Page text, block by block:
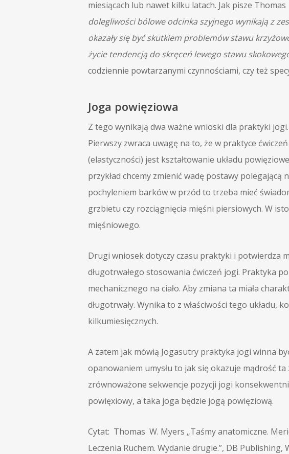
miesiącach lub nawet kilku latach. Jak pisze Thomas
dolegliwości bólowe odcinka szyjnego wynikają z
okazały się być skutkiem problemów stawu
życie tendencją do skręceń lewego stawu
codziennie powtarzanymi czynnościami, czy też
Joga powięziowa
Z tego wynikają dwa ważne wnioski dla praktyki jogi.
Pierwszy zwraca uwagę na to, że w praktyce
(elastyczności) jest kształtowanie układu
przykład chcemy zmienić wadę postawy
pochyleniem barków w przód to trzeba mieć
grzbietu czy rozciągnięcia mięśni piersiowych. W
mięśniowego.
Drugi wniosek dotyczy czasu praktyki i potwierdza
długotrwałego stosowania ćwiczeń jogi. Praktyka
mechanicznego na ciało. Aby zmiana ta miała
długotrwały. Wynika to z właściwości tego
kilkumiesięcznych.
A zatem jak mówią Jogasutry praktyka jogi winna
opanowaniem umysłu to jak się okazuje mądrość
zrównoważone sekwencje pozycji jogi
powięxiowy, a taka joga będzie jogą powięziową.
Cytat: Thomas W. Myers „Taśmy anatomiczne.
Leczenia Ruchem. Wydanie drugie.”, DB Publishing,